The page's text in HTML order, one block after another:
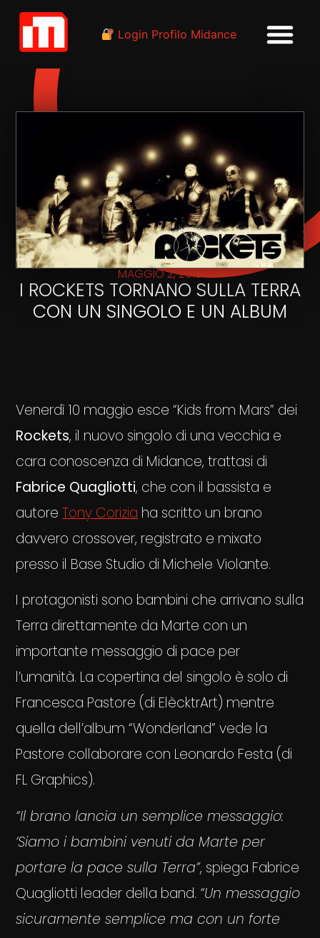
Login Profilo Midance
MAGGIO 2, 2019
I ROCKETS TORNANO SULLA TERRA
CON UN SINGOLO E UN ALBUM
Venerdì 10 maggio esce “Kids from Mars” dei
Rockets, il nuovo singolo di una vecchia e
cara conoscenza di Midance, trattasi di
Fabrice Quagliotti, che con il bassista e
autoreTony Corizia ha scritto un brano
davvero crossover, registrato e mixato
presso il Base Studio di Michele Violante.
I protagonisti sono bambini che arrivano sulla
Terra direttamente da Marte con un
importante messaggio di pace per
l’umanità. La copertina del singolo è solo di
Francesca Pastore (di ElècktrArt) mentre
quella dell’album “Wonderland” vede la
Pastore collaborare con Leonardo Festa (di
FL Graphics).
“Il brano lancia un semplice messaggio:
‘Siamo i bambini venuti da Marte per
portare la pace sulla Terra”, spiega Fabrice
Quagliotti leader della band. “Un messaggio
sicuramente semplice ma con un forte